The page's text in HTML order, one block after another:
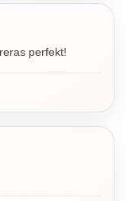
perfekt!